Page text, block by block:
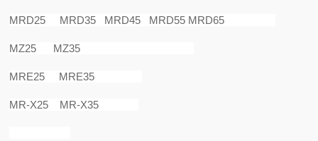
MRD25 MRD35 MRD45 MRD55 MRD65
MZ25 MZ35
MRE25 MRE35
MR-X25 MR-X35